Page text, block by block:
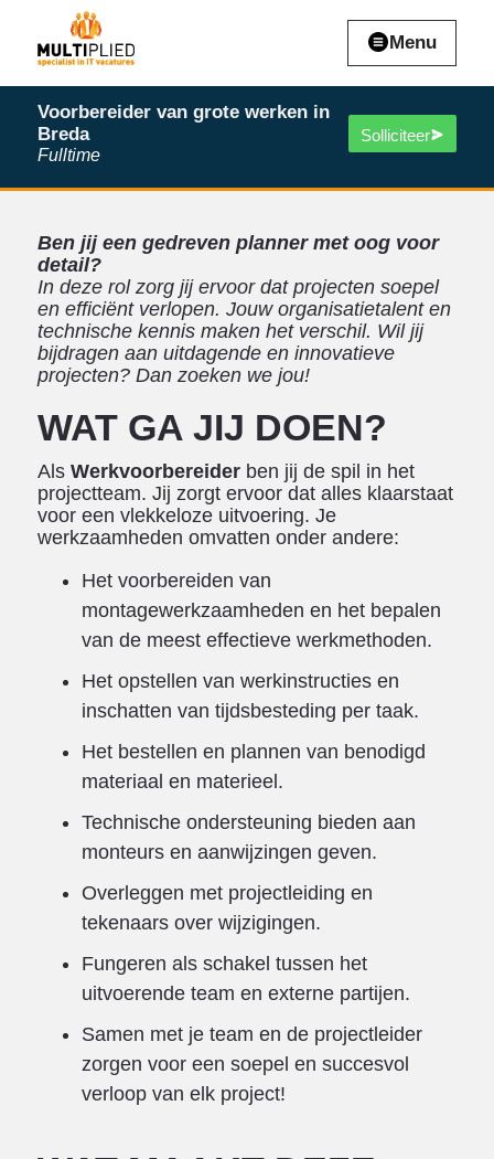
Menu
Voorbereider van grote werken in
Breda
Fulltime
Solliciteer
Ben jij een gedreven planner met oog voor
detail?
In deze rol zorg jij ervoor dat projecten soepel
en efficiënt verlopen. Jouw organisatietalent en
technische kennis maken het verschil. Wil jij
bijdragen aan uitdagende en innovatieve
projecten? Dan zoeken we jou!
WAT GA JIJ DOEN?
Als Werkvoorbereiderben jij de spil in het
projectteam. Jij zorgt ervoor dat alles klaarstaat
voor een vlekkeloze uitvoering. Je
werkzaamheden omvatten onder andere:
Het voorbereiden van
montagewerkzaamheden en het bepalen
van de meest effectieve werkmethoden.
Het opstellen van werkinstructies en
inschatten van tijdsbesteding per taak.
Het bestellen en plannen van benodigd
materiaal en materieel.
Technische ondersteuning bieden aan
monteurs en aanwijzingen geven.
Overleggen met projectleiding en
tekenaars over wijzigingen.
Fungeren als schakel tussen het
uitvoerende team en externe partijen.
Samen met je team en de projectleider
zorgen voor een soepel en succesvol
verloop van elk project!